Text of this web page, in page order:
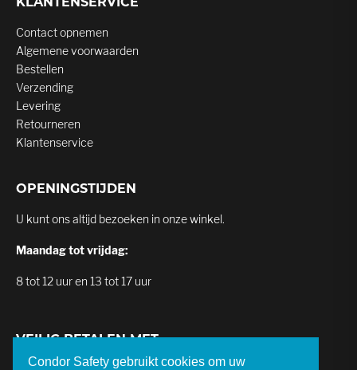
Condor Safety gebruikt cookies om uw
KLANTENSERVICE
Contact opnemen
Algemene voorwaarden
Bestellen
Verzending
Levering
Retourneren
Klantenservice
OPENINGSTIJDEN
U kunt ons altijd bezoeken in onze winkel.
Maandag tot vrijdag:
8 tot 12 uur en 13 tot 17 uur
VEILIG BETALEN MET